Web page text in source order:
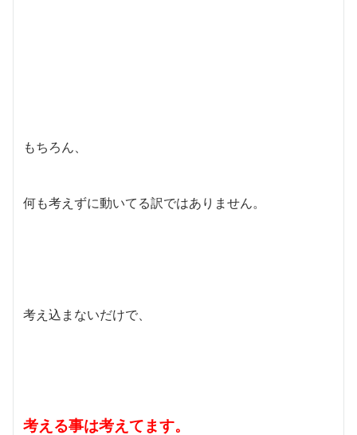
もちろん、
何も考えずに動いてる訳ではありません。
考え込まないだけで、
考える事は考えてます。